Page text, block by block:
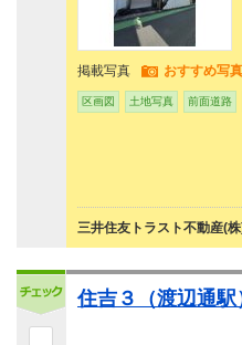
掲載写真 おすすめ写
区画図 土地写真 前面道路
三井住友トラスト不動産(
住吉３（渡辺通駅